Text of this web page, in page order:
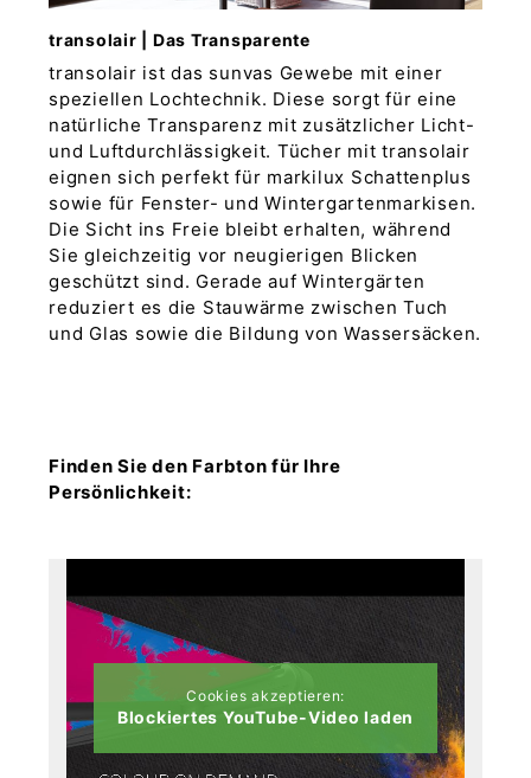
transolair | Das Transparente
transolair ist das sunvas Gewebe mit einer
speziellen Lochtechnik. Diese sorgt für eine
natürliche Transparenz mit zusätzlicher Licht-
und Luftdurchlässigkeit. Tücher mit transolair
eignen sich perfekt für markilux Schattenplus
sowie für Fenster- und Wintergartenmarkisen.
Die Sicht ins Freie bleibt erhalten, während
Sie gleichzeitig vor neugierigen Blicken
geschützt sind. Gerade auf Wintergärten
reduziert es die Stauwärme zwischen Tuch
und Glas sowie die Bildung von Wassersäcken.
Finden Sie den Farbton für Ihre
Persönlichkeit:
Cookies akzeptieren:
Blockiertes YouTube-Video laden